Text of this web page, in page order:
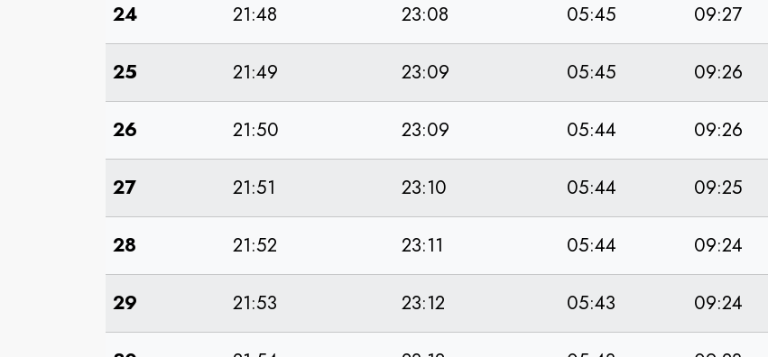
24 21:48 23:08 05:45 09:27
25 21:49 23:09 05:45 09:26
26 21:50 23:09 05:44 09:26
27 21:51 23:10 05:44 09:25
28 21:52 23:11 05:44 09:24
29 21:53 23:12 05:43 09:24